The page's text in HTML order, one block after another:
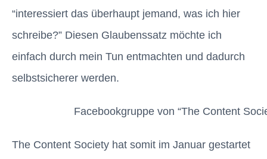
“interessiert das überhaupt jemand, was ich hier
schreibe?” Diesen Glaubenssatz möchte ich
einfach durch mein Tun entmachten und dadurch
selbstsicherer werden.
Facebookgruppe von “The Content
The Content Society hat somit im Januar gestartet